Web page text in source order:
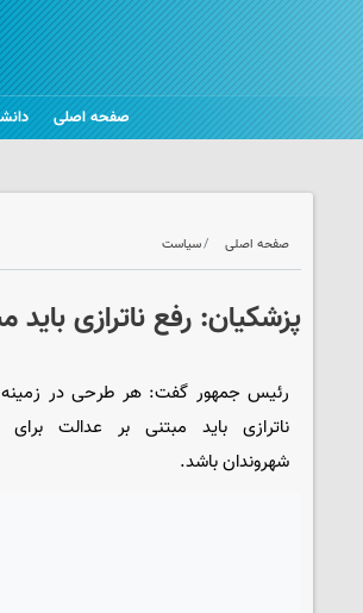
صفحه اصلی
صفحه اصلی سیاست
پزشکیان: رفع ناترازی
رئیس جمهور گفت: هر طرحی در
ناترازی باید مبتنی بر عدالت
شهروندان باشد.